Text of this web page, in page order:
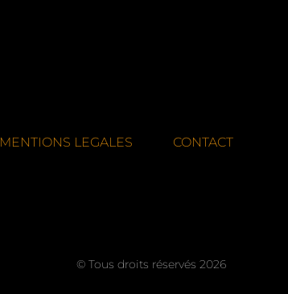
MENTIONS LEGALES CONTACT
© Tous droits réservés 2026